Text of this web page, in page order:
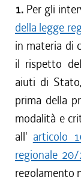
1. Per gli
della legge
in materia di
il rispetto
aiuti di
prima della
modalità e
all' articolo
regionale
regolamento